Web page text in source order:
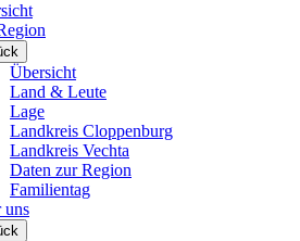
Übersicht
Land & Leute
Lage
Landkreis Cloppenburg
Landkreis Vechta
Daten zur Region
Familientag
uns